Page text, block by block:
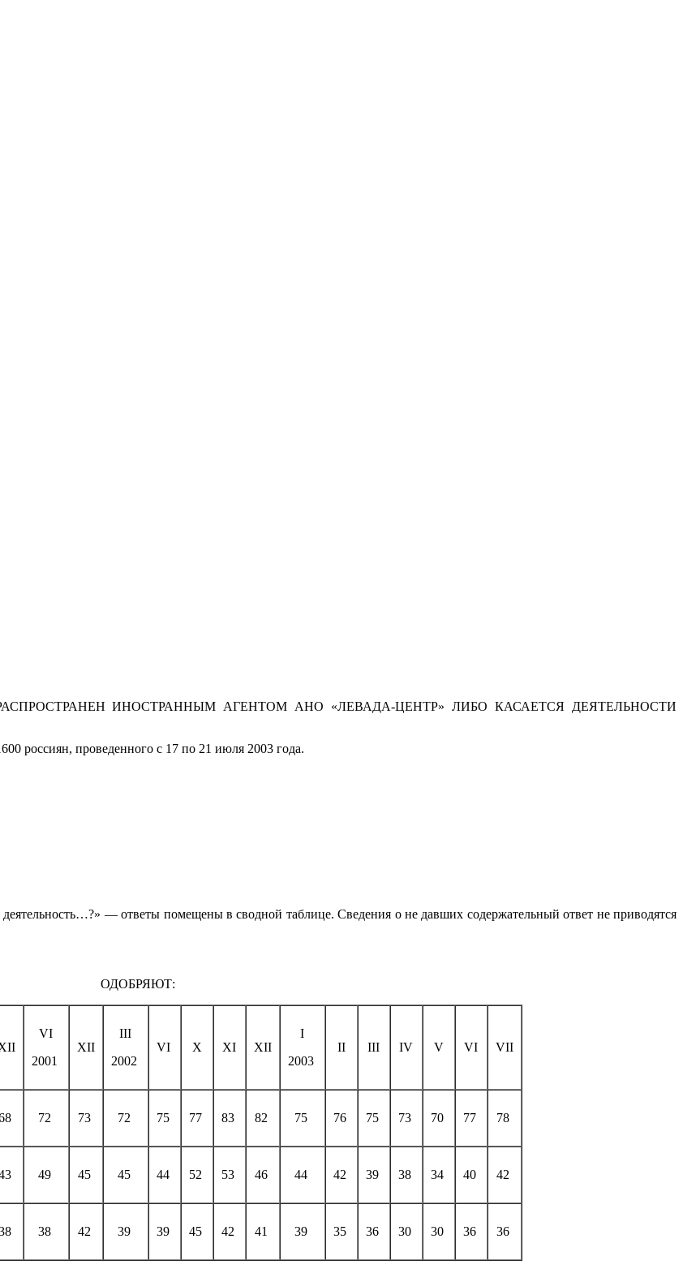
ИНОСТРАННЫМ АГЕНТОМ АНО «ЛЕВАДА-ЦЕНТР» ЛИБО КАСАЕТСЯ ДЕЯТЕЛЬНОСТИ
россиян, проведенного с 17 по 21 июля 2003 года.
— ответы помещены в сводной таблице. Сведения о не давших содержательный ответ не приводятся
ОДОБРЯЮТ:
VI
2001
XII
III
2002
VI X XI XII
I
2003
II III IV V VI VII
72 73 72 75 77 83 82 75 76 75 73 70 77 78
49 45 45 44 52 53 46 44 42 39 38 34 40 42
38 42 39 39 45 42 41 39 35 36 30 30 36 36